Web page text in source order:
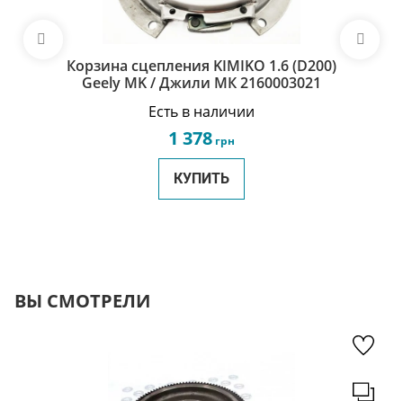
Корзина сцепления KIMIKO 1.6 (D200)
Geely MK / Джили МК 2160003021
Есть в наличии
1 378 грн
КУПИТЬ
ВЫ СМОТРЕЛИ